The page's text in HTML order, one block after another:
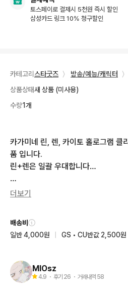
토스페이로 결제시 5천원 즉시 할인
삼성카드 링크 10% 청구할인
카테고리 스타굿즈 〉 방송/예능/캐릭터 〉
상품상태새 상품 (미사용)
수량1개
카가미네 린, 렌, 카이토 홀로그램 클
품 입니다.
린+렌은 일괄 우대합니다…
각 1.4
끼택 0.25
편택 0.4
더보기
배송비
일반 4,000원
GS • CU반값 2,500원
MIOsz
4.9 ・ 후기 26 ・ 거래내역 58